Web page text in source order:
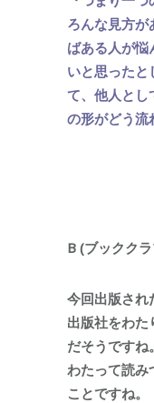
ろんな見方が
ばある人が悩
いと思ったと
て、他人とし
の形がどう流
B (ブックク
今回出版され
出版社をわた
だそうです
わたって読み
ことですね。